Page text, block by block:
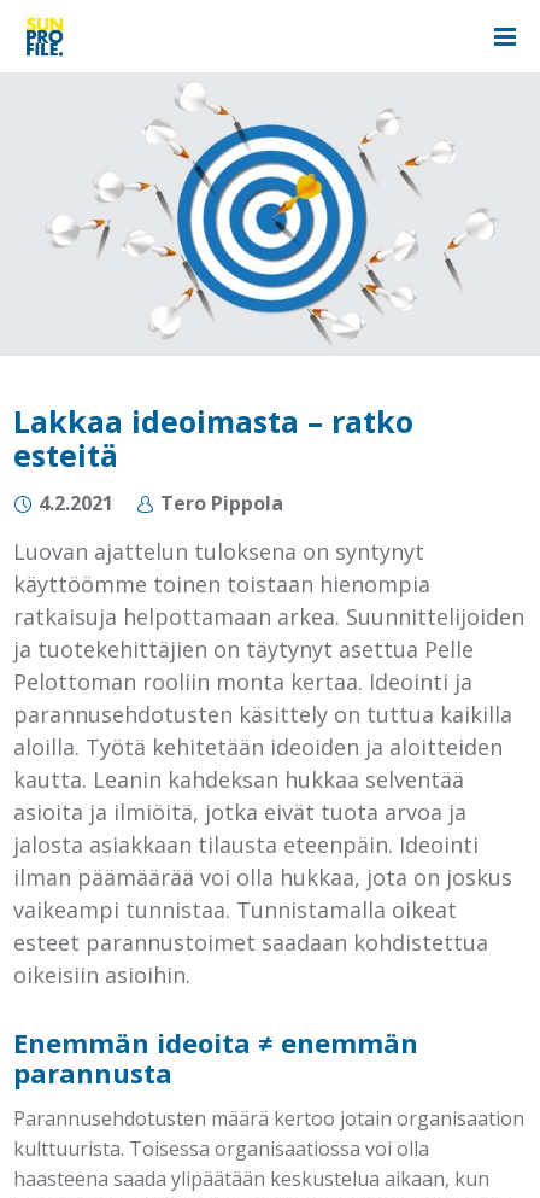
Lakkaa ideoimasta – ratko
esteitä
4.2.2021 Tero Pippola
Luovan ajattelun tuloksena on syntynyt
käyttöömme toinen toistaan hienompia
ratkaisuja helpottamaan arkea. Suunnittelijoiden
ja tuotekehittäjien on täytynyt asettua Pelle
Pelottoman rooliin monta kertaa. Ideointi ja
parannusehdotusten käsittely on tuttua kaikilla
aloilla. Työtä kehitetään ideoiden ja aloitteiden
kautta. Leanin kahdeksan hukkaa selventää
asioita ja ilmiöitä, jotka eivät tuota arvoa ja
jalosta asiakkaan tilausta eteenpäin. Ideointi
ilman päämäärää voi olla hukkaa, jota on joskus
vaikeampi tunnistaa. Tunnistamalla oikeat
esteet parannustoimet saadaan kohdistettua
oikeisiin asioihin.
Enemmän ideoita ≠ enemmän
parannusta
Parannusehdotusten määrä kertoo jotain organisaation
kulttuurista. Toisessa organisaatiossa voi olla
haasteena saada ylipäätään keskustelua aikaan, kun